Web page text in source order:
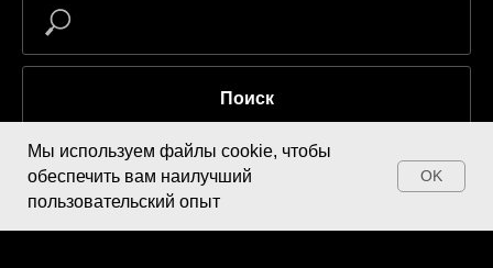
Купить
Поиск
Мы используем файлы cookie, чтобы
обеспечить вам наилучший
пользовательский опыт
OK